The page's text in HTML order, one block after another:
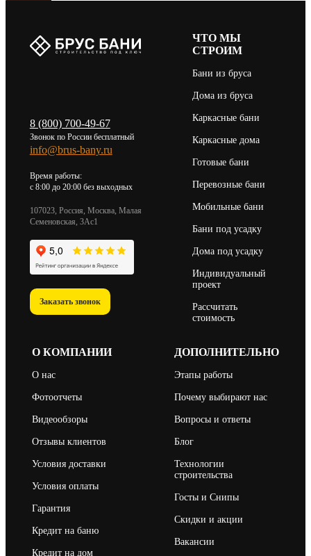
8 (800) 700-49-67
Звонок по России бесплатный
info@brus-bany.ru
Время работы:
c 8:00 до 20:00 без выходных
107023, Россия, Москва, Малая
Семеновская, 3Ас1
Заказать звонок
ЧТО МЫ
СТРОИМ
Бани из бруса
Дома из бруса
Каркасные бани
Каркасные дома
Готовые бани
Перевозные бани
Мобильные бани
Бани под усадку
Дома под усадку
Индивидуальный
проект
Рассчитать
стоимость
О КОМПАНИИ
О нас
Фотоотчеты
Видеообзоры
Отзывы клиентов
Условия доставки
Условия оплаты
Гарантия
Кредит на баню
Кредит на дом
ДОПОЛНИТЕЛЬНО
Этапы работы
Почему выбирают нас
Вопросы и ответы
Блог
Технологии
строительства
Госты и Снипы
Скидки и акции
Вакансии